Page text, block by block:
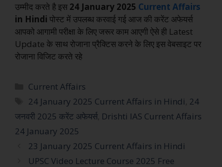
उम्मीद करते है इस 24 January 2025 Current Affairs
in Hindi पोस्ट में उपलब्ध करवाई गई आज की करेंट अफेयर्स
आपको आगामी परीक्षा के लिए जरूर काम आएगी ऐसे ही Latest
Update के साथ रोजाना प्रैक्टिस करने के लिए इस वेबसाइट पर
रोजाना विजिट करते रहे
Current Affairs
24 January 2025 Current Affairs in Hindi, 24
जनवरी 2025 करेंट अफेयर्स, Drishti IAS Current Affairs
24 January 2025
23 January 2025 Current Affairs in Hindi
UPSC Video Lecture Course 2025 Free